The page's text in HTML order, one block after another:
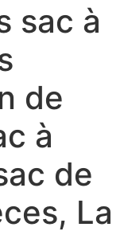
sac à
de
à
de
La